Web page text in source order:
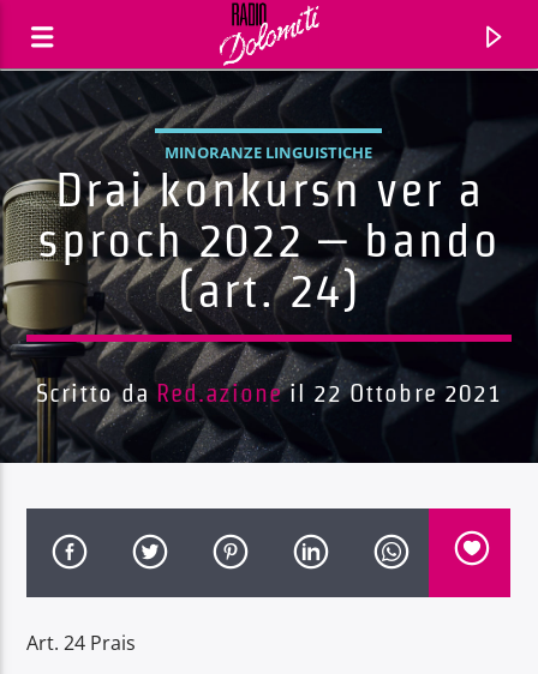
Traccia corrente
MINORANZE LINGUISTICHE
Drai konkursn ver a
sproch 2022 – bando
(art. 24)
Scritto da Red.azioneil 22 Ottobre 2021
Art. 24 Prais